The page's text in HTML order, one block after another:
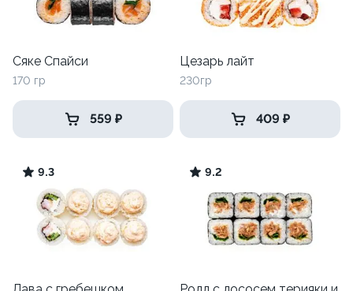
Сяке Спайси
170 гр
559 ₽
Цезарь лайт
230гр
409 ₽
9.3 9.2